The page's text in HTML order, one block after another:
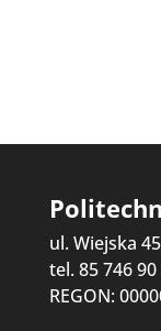
ul. Wiejska
tel. 85 746
REGON: